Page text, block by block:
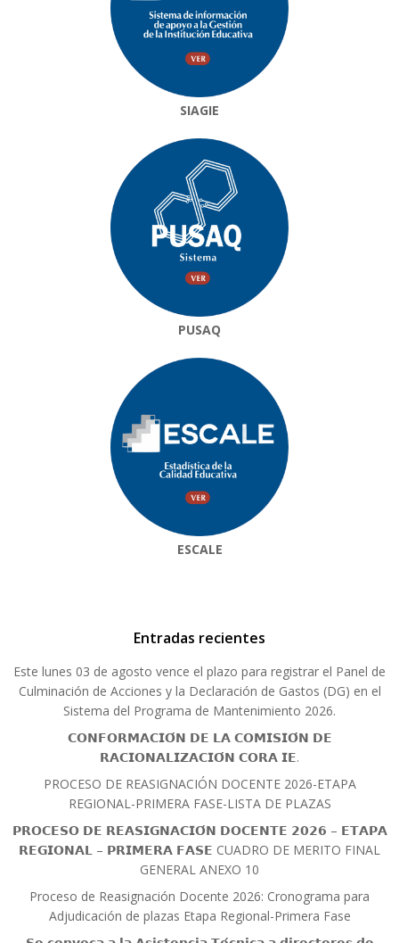
SIAGIE
PUSAQ
ESCALE
Entradas recientes
Este lunes 03 de agosto vence el plazo para registrar el Panel de
Culminación de Acciones y la Declaración de Gastos (DG) en el
Sistema del Programa de Mantenimiento 2026.
𝗖𝗢𝗡𝗙𝗢𝗥𝗠𝗔𝗖𝗜𝗢́𝗡 𝗗𝗘 𝗟𝗔 𝗖𝗢𝗠𝗜𝗦𝗜𝗢́𝗡 𝗗𝗘
𝗥𝗔𝗖𝗜𝗢𝗡𝗔𝗟𝗜𝗭𝗔𝗖𝗜𝗢́𝗡 𝗖𝗢𝗥𝗔 𝗜𝗘.
PROCESO DE REASIGNACIÓN DOCENTE 2026-ETAPA
REGIONAL-PRIMERA FASE-LISTA DE PLAZAS
𝗣𝗥𝗢𝗖𝗘𝗦𝗢 𝗗𝗘 𝗥𝗘𝗔𝗦𝗜𝗚𝗡𝗔𝗖𝗜𝗢́𝗡 𝗗𝗢𝗖𝗘𝗡𝗧𝗘 𝟮𝟬𝟮𝟲 – 𝗘𝗧𝗔𝗣𝗔
𝗥𝗘𝗚𝗜𝗢𝗡𝗔𝗟 – 𝗣𝗥𝗜𝗠𝗘𝗥𝗔 𝗙𝗔𝗦𝗘 CUADRO DE MERITO FINAL
GENERAL ANEXO 10
Proceso de Reasignación Docente 2026: Cronograma para
Adjudicación de plazas Etapa Regional-Primera Fase